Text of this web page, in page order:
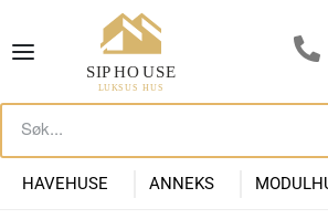
HAVEHUSE ANNEKS